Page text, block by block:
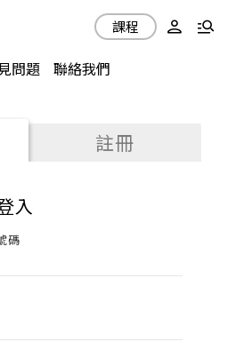
問題 聯絡我們
課程
註冊
入
碼